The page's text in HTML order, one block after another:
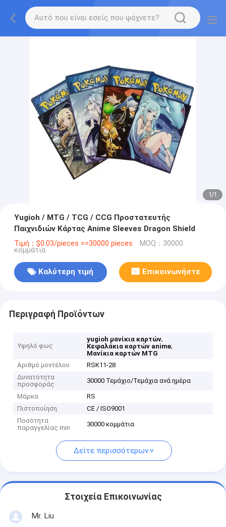
1/1
Yugioh / MTG / TCG / CCG Προστατευτής
Παιχνιδιών Κάρτας Anime Sleeves Dragon Shield
Τιμή：$0.03/pieces >=30000 pieces MOQ：30000
κομμάτια
Καλύτερη τιμή Επικοινωνήστε
Περιγραφή Προϊόντων
Υψηλό φως
yugioh μανίκια καρτών,
Κεφαλάκια καρτών anime,
Μανίκια καρτών MTG
Αριθμό μοντέλου
RSK11-28
Δυνατότητα
προσφοράς
30000 Τεμάχιο/Τεμάχια ανά ημέρα
Μάρκα
RS
Πιστοποίηση
CE / ISO9001
Ποσότητα
παραγγελίας min
30000 κομμάτια
Δείτε περισσότερων
Στοιχεία Επικοινωνίας
Mr. Liu